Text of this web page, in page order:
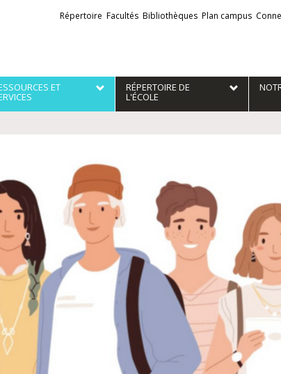
Liens
externes
Répertoire Facultés Bibliothèques Plan campus
ET RÉPERTOIRE DE
L'ÉCOLE